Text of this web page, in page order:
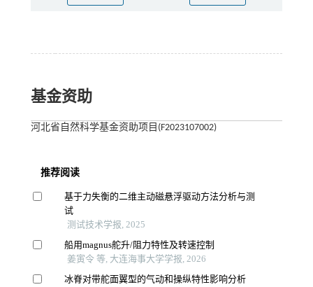
基金资助
河北省自然科学基金资助项目(F2023107002)